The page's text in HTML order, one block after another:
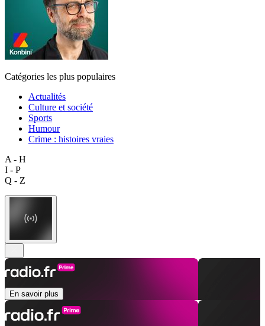
Catégories les plus populaires
Actualités
Culture et société
Sports
Humour
Crime : histoires vraies
A - H
I - P
Q - Z
En savoir plus